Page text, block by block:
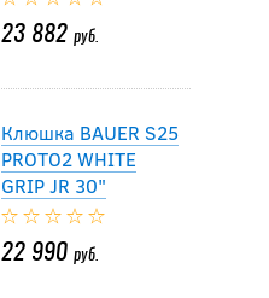
23 882руб.
Клюшка BAUER S25
PROTO2 WHITE
GRIP JR 30"
22 990руб.